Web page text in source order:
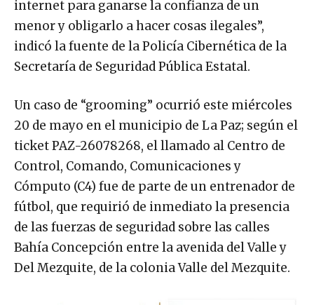
internet para ganarse la confianza de un
menor y obligarlo a hacer cosas ilegales”,
indicó la fuente de la Policía Cibernética de la
Secretaría de Seguridad Pública Estatal.
Un caso de “grooming” ocurrió este miércoles
20 de mayo en el municipio de La Paz; según el
ticket PAZ-26078268, el llamado al Centro de
Control, Comando, Comunicaciones y
Cómputo (C4) fue de parte de un entrenador de
fútbol, que requirió de inmediato la presencia
de las fuerzas de seguridad sobre las calles
Bahía Concepción entre la avenida del Valle y
Del Mezquite, de la colonia Valle del Mezquite.